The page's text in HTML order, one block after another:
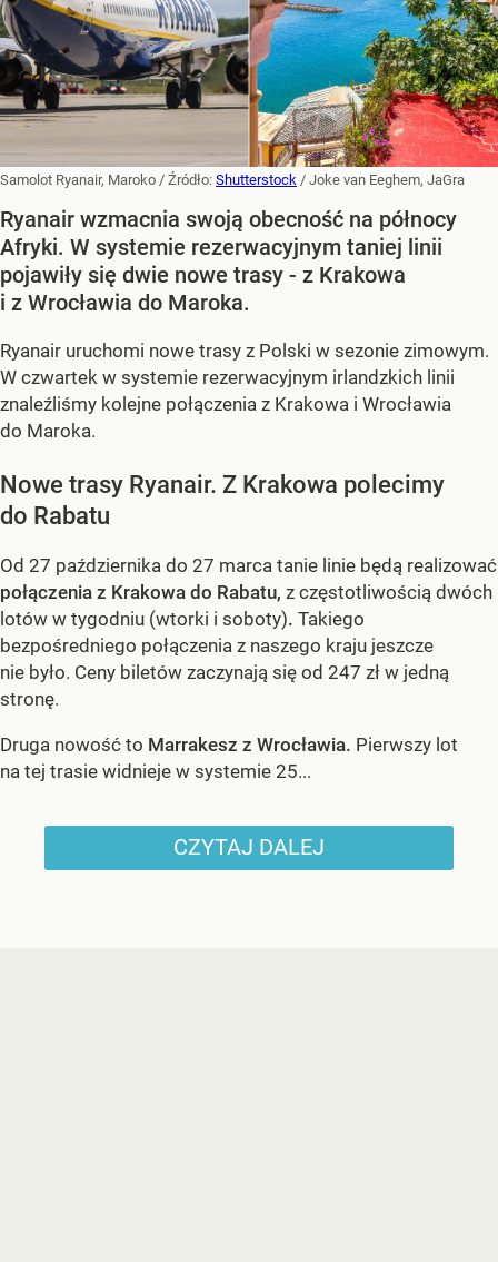
Samolot Ryanair, Maroko / Źródło: Shutterstock / Joke van Eeghem, JaGra
Ryanair wzmacnia swoją obecność na północy
Afryki. W systemie rezerwacyjnym taniej linii
pojawiły się dwie nowe trasy - z Krakowa
i z Wrocławia do Maroka.
Ryanair uruchomi nowe trasy z Polski w sezonie zimowym.
W czwartek w systemie rezerwacyjnym irlandzkich linii
znaleźliśmy kolejne połączenia z Krakowa i Wrocławia
do Maroka.
Nowe trasy Ryanair. Z Krakowa polecimy
do Rabatu
Od 27 października do 27 marca tanie linie będą realizować
połączenia z Krakowa do Rabatu, z częstotliwością dwóch
lotów w tygodniu (wtorki i soboty). Takiego
bezpośredniego połączenia z naszego kraju jeszcze
nie było. Ceny biletów zaczynają się od 247 zł w jedną
stronę.
Druga nowość to Marrakesz z Wrocławia. Pierwszy lot
na tej trasie widnieje w systemie 25...
CZYTAJ DALEJ